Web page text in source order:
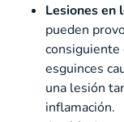
Lesiones en
pueden
consiguiente
esguinces
una lesión
inflamación.